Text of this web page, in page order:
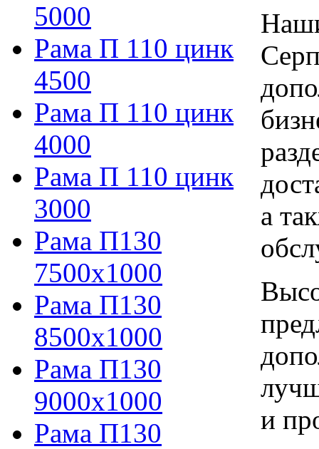
5000
Рама П 110 цинк
4500
Рама П 110 цинк
4000
Рама П 110 цинк
3000
Рама П130
7500х1000
Рама П130
8500х1000
Рама П130
9000х1000
Рама П130
а
и